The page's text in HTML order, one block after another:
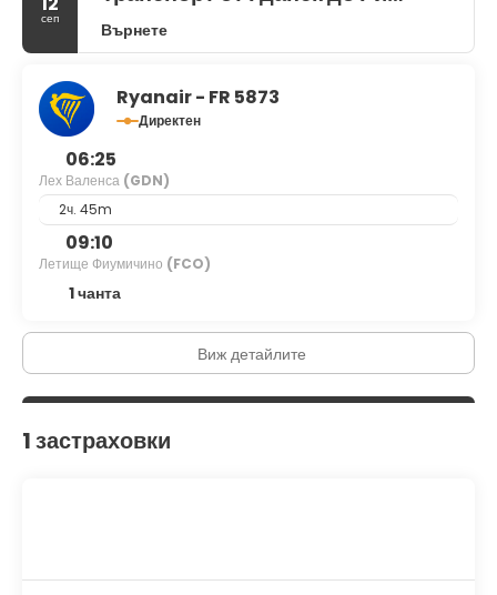
сеп
Върнете
Ryanair - FR 5873
Директен
06:25
Лех Валенса (GDN)
2ч. 45m
09:10
Летище Фиумичино (FCO)
1 чанта
Виж детайлите
1 застраховки